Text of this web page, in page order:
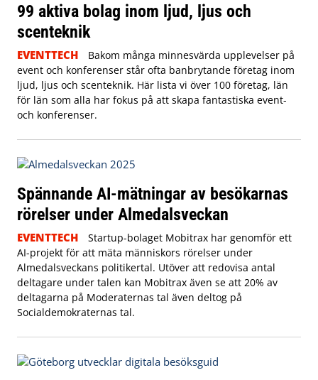
99 aktiva bolag inom ljud, ljus och
scenteknik
EVENTTECH
Bakom många minnesvärda upplevelser på
event och konferenser står ofta banbrytande företag inom
ljud, ljus och scenteknik. Här lista vi över 100 företag, län
för län som alla har fokus på att skapa fantastiska event-
och konferenser.
Spännande AI-mätningar av besökarnas
rörelser under Almedalsveckan
EVENTTECH
Startup-bolaget Mobitrax har genomför ett
AI-projekt för att mäta människors rörelser under
Almedalsveckans politikertal. Utöver att redovisa antal
deltagare under talen kan Mobitrax även se att 20% av
deltagarna på Moderaternas tal även deltog på
Socialdemokraternas tal.